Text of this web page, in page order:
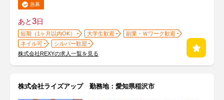
急募
あと3日
短期（1ヶ月以内OK） 大学生歓迎
副業・Ｗワーク歓迎
ネイル可
シルバー歓迎
株式会社REXYの求人一覧を見る
株式会社ライズアップ 勤務地：愛知県稲沢市